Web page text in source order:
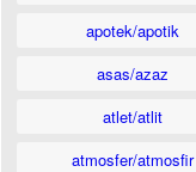
apotek/apotik
asas/azaz
atlet/atlit
atmosfer/atmosfir